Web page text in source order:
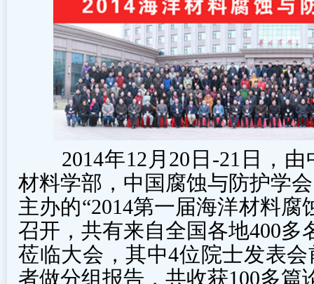
2014年12月20日-21日，由
材料学部，中国腐蚀与防护学
主办的“2014第一届海洋材料
召开，共有来自全国各地400多
莅临大会，其中4位院士发表
者做分组报告，共收获100多篇